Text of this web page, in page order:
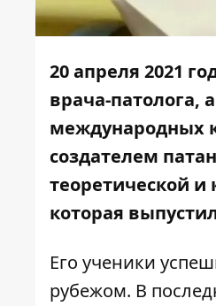
20 апреля 2021
врача-патолога,
международных
создателем
теоретической
которая
Его ученики
рубежом. В